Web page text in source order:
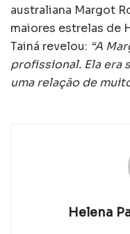
australiana Margot
maiores estrelas de
Tainá revelou: “A
profissional. Ela era
uma relação de
Helena